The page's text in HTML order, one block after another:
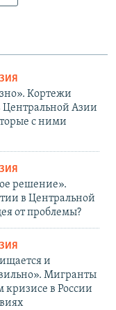
Кортежи
Центральной Азии
с ними
решение».
в Центральной
от проблемы?
и
Мигранты
в России